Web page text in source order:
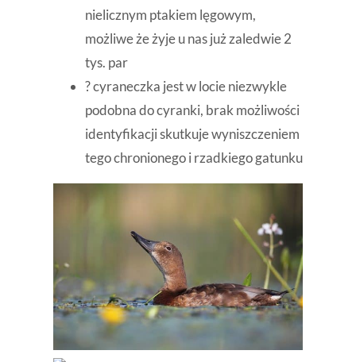
nielicznym ptakiem lęgowym,
możliwe że żyje u nas już zaledwie 2
tys. par
? cyraneczka jest w locie niezwykle
podobna do cyranki, brak możliwości
identyfikacji skutkuje wyniszczeniem
tego chronionego i rzadkiego gatunku